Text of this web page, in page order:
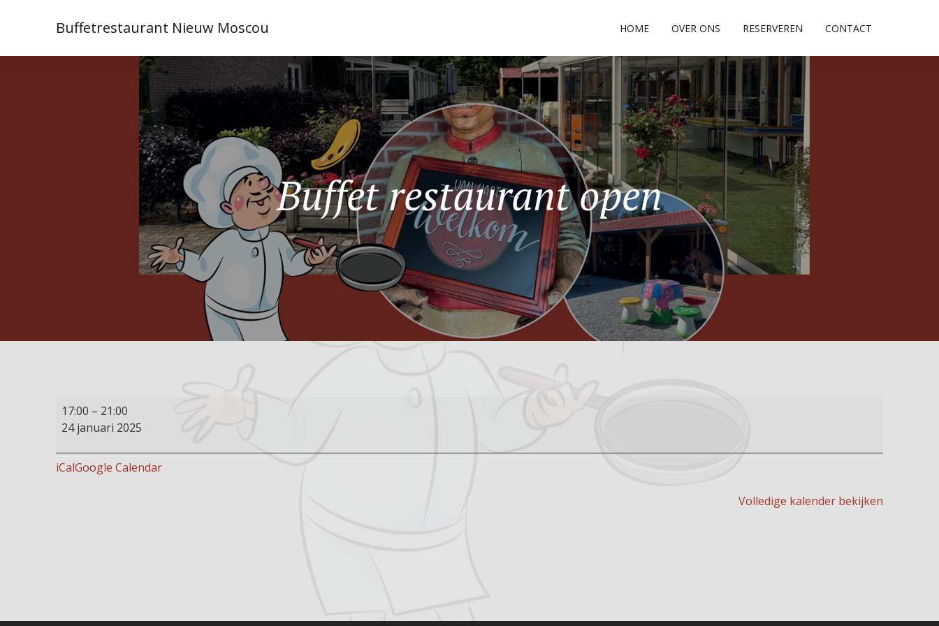
Buffetrestaurant Nieuw Moscou HOME OVER ONS RESERVEREN CONTACT
Buffet restaurant open
Buffet
restaurant
open
17:00 – 21:00
24 januari 2025
iCalGoogle Calendar
Volledige kalender bekijken